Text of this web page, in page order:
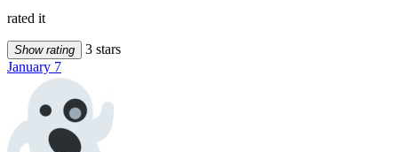
rated it
Show rating
3 stars
January 7